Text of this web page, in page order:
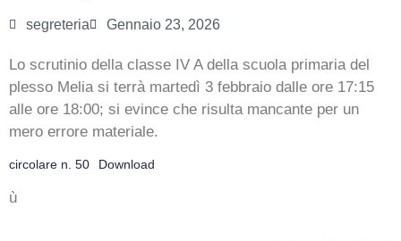
segreteria Gennaio 23, 2026
Lo scrutinio della classe IV A della scuola primaria del
plesso Melia si terrà martedì 3 febbraio dalle ore 17:15
alle ore 18:00; si evince che risulta mancante per un
mero errore materiale.
circolare n. 50 Download
ù